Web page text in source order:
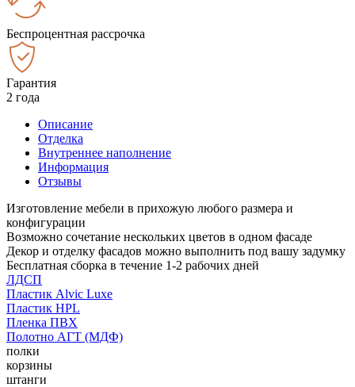
Беспроцентная рассрочка
Гарантия
2 года
Описание
Отделка
Внутреннее наполнение
Информация
Отзывы
Изготовление мебели в прихожую любого размера и
конфигурации
Возможно сочетание нескольких цветов в одном фасаде
Декор и отделку фасадов можно выполнить под вашу задумку
Бесплатная сборка в течение 1-2 рабочих дней
ЛДСП
Пластик Alvic Luxe
Пластик HPL
Пленка ПВХ
Полотно АГТ (МДФ)
полки
корзины
штанги